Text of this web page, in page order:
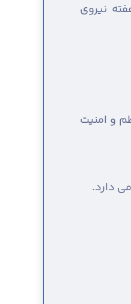
نیروی
و امنیت
دارد.